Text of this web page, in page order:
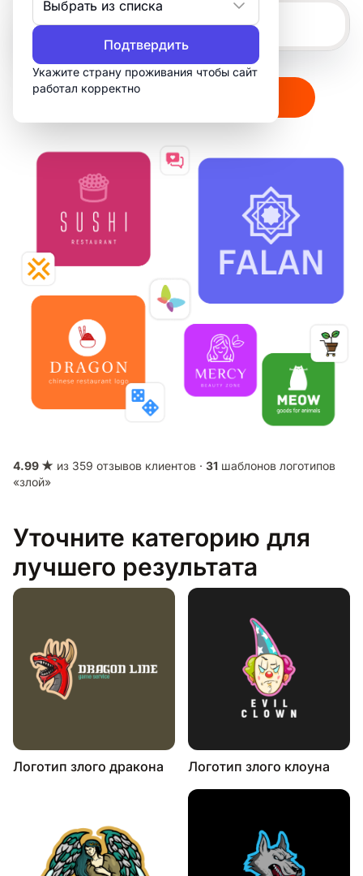
Выбрать из списка
Подтвердить
Укажите страну проживания чтобы сайт
работал корректно
Создать мой логотип
4.99 ★ из 359 отзывов клиентов · 31 шаблонов логотипов
«злой»
Уточните категорию для
лучшего результата
Логотип злого дракона Логотип злого клоуна